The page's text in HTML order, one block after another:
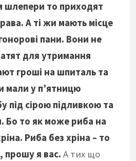
шлепери то приходят
А ті жи мають місце
пани. Вони не
для утримання
гроші на шпиталь та
мали у п’ятницю
під сірою підливкою та
Бо то як може риба на
Риба без хріна – то
прошу я вас. А тих що